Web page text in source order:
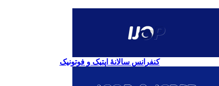
کنفرانس سالانۀ اپتیک و فوتونیک